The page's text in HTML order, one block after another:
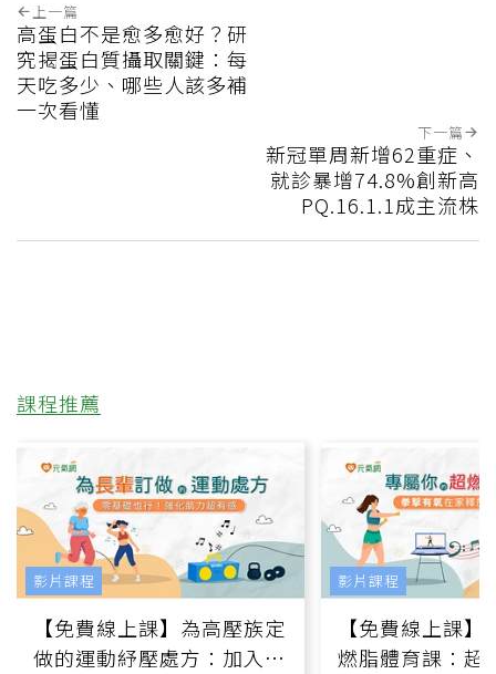
上一篇
高蛋白不是愈多愈好？研
究揭蛋白質攝取關鍵：每
天吃多少、哪些人該多補
一次看懂
下一篇
新冠單周新增62重症、
就診暴增74.8%創新高
PQ.16.1.1成主流株
課程推薦
【免費線上課】為高壓族定
做的運動紓壓處方：加入行
影片課程
【免費線上課
燃脂體育課：超
影片課程